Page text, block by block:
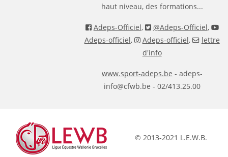
haut niveau, des formations...
Adeps-Officiel, @Adeps-Officiel,
Adeps-officiel, Adeps-officiel,
lettre
d'info
www.sport-adeps.be - adeps-
info@cfwb.be - 02/413.25.00
© 2013-2021 L.E.W.B.